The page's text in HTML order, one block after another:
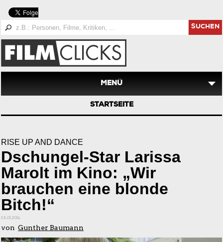
SUCHEN
MENÜ
STARTSEITE
RISE UP AND DANCE
Dschungel-Star Larissa
Marolt im Kino: „Wir
brauchen eine blonde
Bitch!“
28.01.2014
von Gunther Baumann